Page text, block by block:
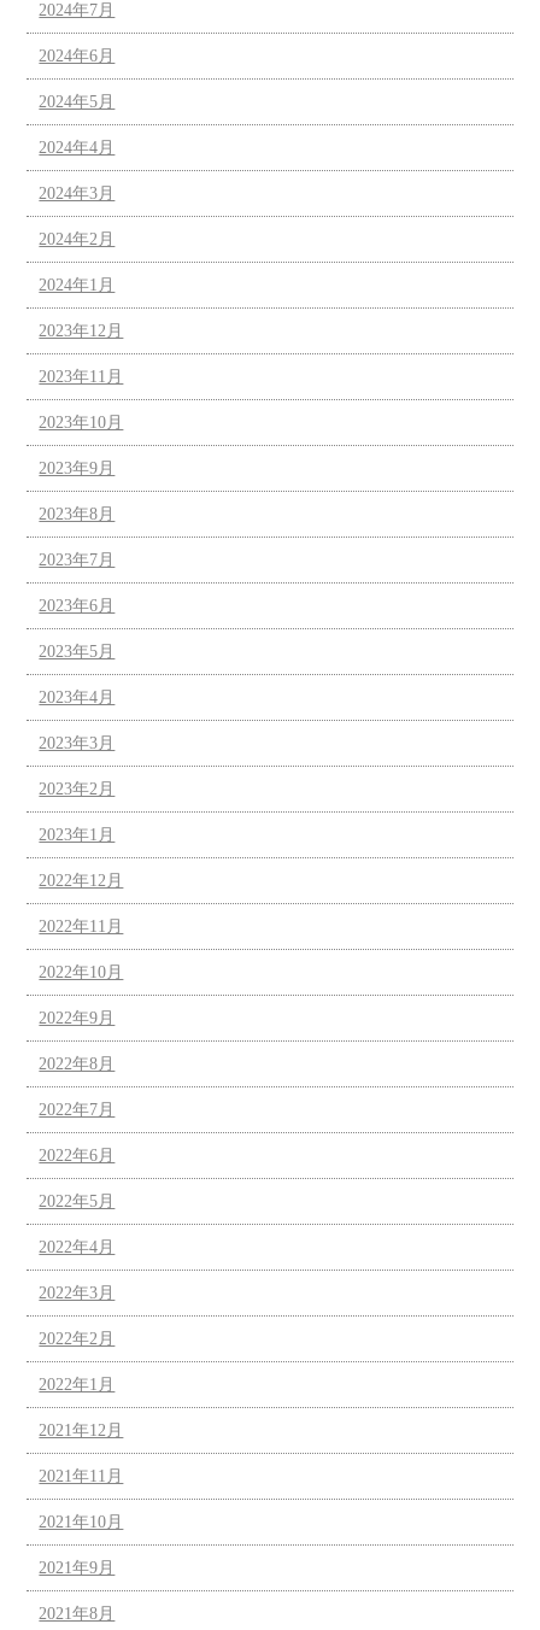
2024年7月
2024年6月
2024年5月
2024年4月
2024年3月
2024年2月
2024年1月
2023年12月
2023年11月
2023年10月
2023年9月
2023年8月
2023年7月
2023年6月
2023年5月
2023年4月
2023年3月
2023年2月
2023年1月
2022年12月
2022年11月
2022年10月
2022年9月
2022年8月
2022年7月
2022年6月
2022年5月
2022年4月
2022年3月
2022年2月
2022年1月
2021年12月
2021年11月
2021年10月
2021年9月
2021年8月